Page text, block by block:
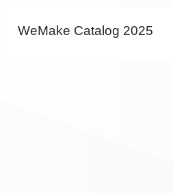
WeMake Catalog 2025